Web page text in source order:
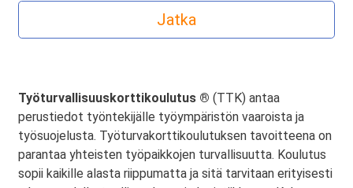
Työturvallisuuskorttikoulutus ® (TTK) antaa
perustiedot työntekijälle työympäristön vaaroista ja
työsuojelusta. Työturvakorttikoulutuksen tavoitteena on
parantaa yhteisten työpaikkojen turvallisuutta. Koulutus
sopii kaikille alasta riippumatta ja sitä tarvitaan erityisesti